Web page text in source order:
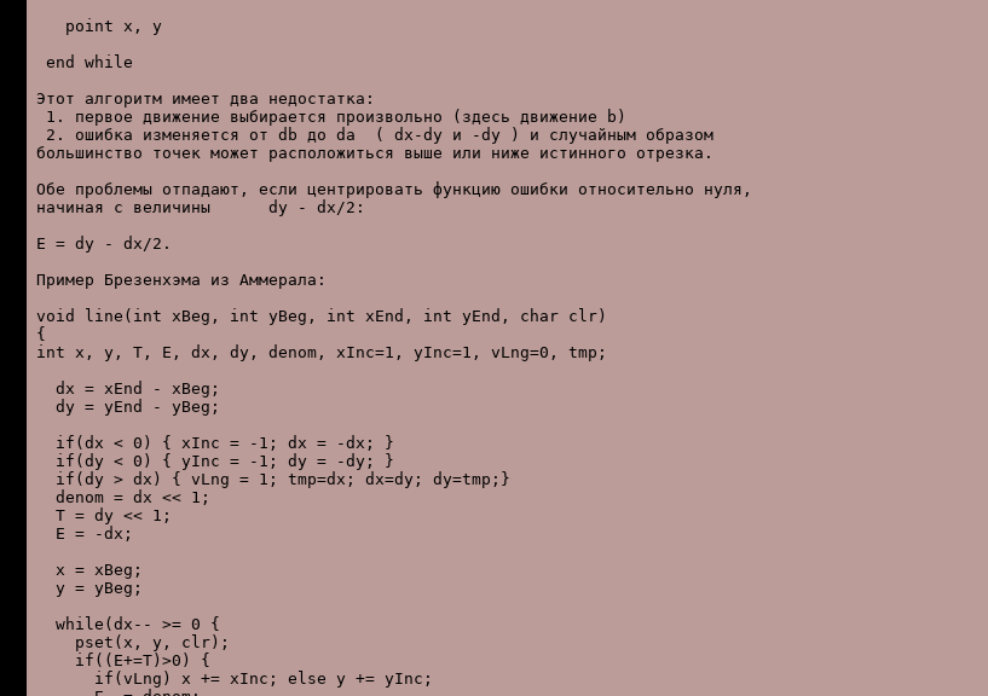
   point x, y
end while
Этот алгоритм имеет два недостатка:
1. первое движение выбирается произвольно (здесь движение b)
2. ошибка изменяется от db до da  ( dx-dy и -dy ) и случайным образом
большинство точек может расположиться выше или ниже истинного отрезка.
Обе проблемы отпадают, если центрировать функцию ошибки относительно нуля,
начиная с величины      dy - dx/2:
E = dy - dx/2.
Пример Брезенхэма из Аммерала:
void line(int xBeg, int yBeg, int xEnd, int yEnd, char clr)
{
int x, y, T, E, dx, dy, denom, xInc=1, yInc=1, vLng=0, tmp;
  dx = xEnd - xBeg;
  dy = yEnd - yBeg;
  if(dx < 0) { xInc = -1; dx = -dx; }
  if(dy < 0) { yInc = -1; dy = -dy; }
  if(dy > dx) { vLng = 1; tmp=dx; dx=dy; dy=tmp;}
  denom = dx << 1;
  T = dy << 1;
  E = -dx;
  x = xBeg;
  y = yBeg;
  while(dx-- >= 0 {
    pset(x, y, clr);
    if((E+=T)>0) {
      if(vLng) x += xInc; else y += yInc;